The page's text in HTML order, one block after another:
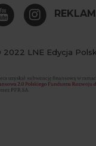
2022 LNE Edycja